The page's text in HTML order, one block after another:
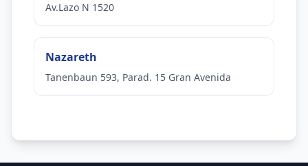
Av.Lazo N 1520
Nazareth
Tanenbaun 593, Parad. 15 Gran Avenida